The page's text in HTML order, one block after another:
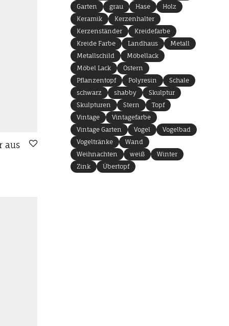
Garten
grau Hase
Holz
Keramik
Kerzenhalter
Kerzenständer
Kreidefarbe
Kreide Farbe
Landhaus
Metall
Metallschild
Möbellack
Möbel Lack
Ostern
Pflanzentopf
Polyresin
Schale
schwarz
shabby
Skulptur
Skulpturen
Stern
Topf
Vintage
Vintagefarbe
Vintage Garten
Vogel
Vogelbad
Vogeltränke
Wand
Weihnachten
weiß
Winter
Zink
Übertopf
aus